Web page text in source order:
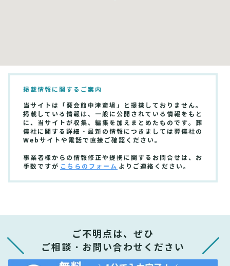
掲載情報に関するご案内
当サイトは「葵会館中津斎場」と提携しておりません。
掲載している情報は、一般に公開されている情報をもと
に、当サイトが収集、編集を加えまとめたものです。葬
儀社に関する詳細・最新の情報につきましては葬儀社の
Webサイトや電話で直接ご確認ください。
事業者様からの情報修正や提携に関するお問合せは、お
手数ですが こちらのフォーム よりご連絡ください。
ご不明点は、ぜひ
ご相談・お問い合わせください